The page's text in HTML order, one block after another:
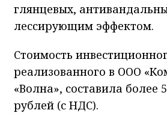
глянцевых,
лессирующим эффектом.
Стоимость
реализованного в ООО
«Волна», составила более
рублей (с НДС).